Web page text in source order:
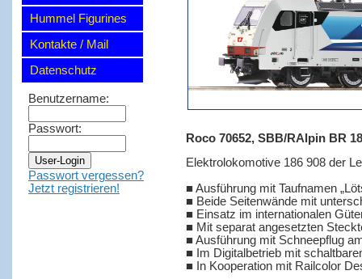
Hummel Figurines
Kontakte / Mail
Datenschutz
Benutzername:
Passwort:
Passwort vergessen?
Jetzt registrieren!
Roco 70652, SBB/RAlpin BR
Elektrolokomotive 186 908 der
■ Ausführung mit Taufnamen
■ Beide Seitenwände mit
■ Einsatz im internationalen
■ Mit separat angesetzten
■ Ausführung mit Schneepflug
■ Im Digitalbetrieb mit
■ In Kooperation mit Railcolor